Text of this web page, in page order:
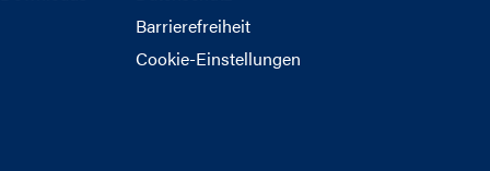
Barrierefreiheit
Cookie-Einstellungen